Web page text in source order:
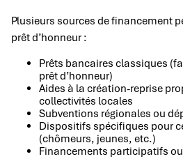
Plusieurs sources de financement
prêt d’honneur :
Prêts bancaires classiques
prêt d’honneur)
Aides à la création-reprise
collectivités locales
Subventions régionales ou
Dispositifs spécifiques pour
(chômeurs, jeunes, etc.)
Financements participatifs